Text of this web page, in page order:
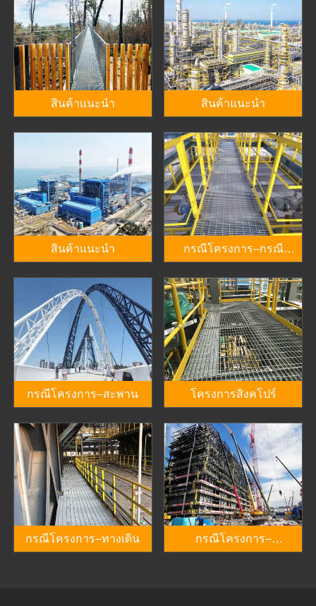
สินค้าแนะนำ สินค้าแนะนำ
สินค้าแนะนำ
กรณีโครงการ–กรณี
โครงการ
กรณีโครงการ–สะพาน โครงการสิงคโปร์
กรณีโครงการ–ทางเดิน
กรณีโครงการ–
แพลตฟอร์มโรงงาน